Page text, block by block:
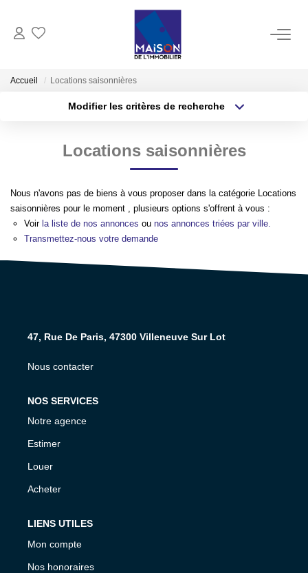
LOCATION
GESTION
ESTIMATION
Estimer Vendre
Biens Vendus
EXTRANET PROPRIÉTAIRE
Accueil Locations saisonnières
Modifier les critères de recherche
Budget max Plus de critères
Locations saisonnières
Nous n'avons pas de biens à vous proposer dans la catégorie Locations
saisonnières pour le moment , plusieurs options s'offrent à vous :
Voir la liste de nos annonces ou nos annonces triées par ville.
Transmettez-nous votre demande
47, Rue De Paris, 47300 Villeneuve Sur Lot
Nous contacter
NOS SERVICES
Notre agence
Estimer
Louer
Acheter
LIENS UTILES
Mon compte
Nos honoraires